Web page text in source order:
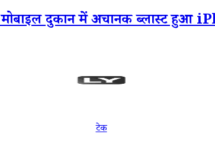
दुकान में अचानक ब्लास्ट हुआ
टेक